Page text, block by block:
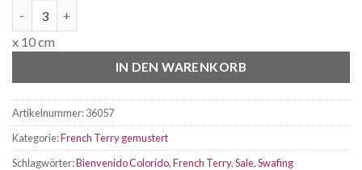
x 10 cm
IN DEN WARENKORB
Artikelnummer:36057
Kategorie:French Terry gemustert
Schlagwörter:Bienvenido Colorido,French Terry,Sale,Swafing